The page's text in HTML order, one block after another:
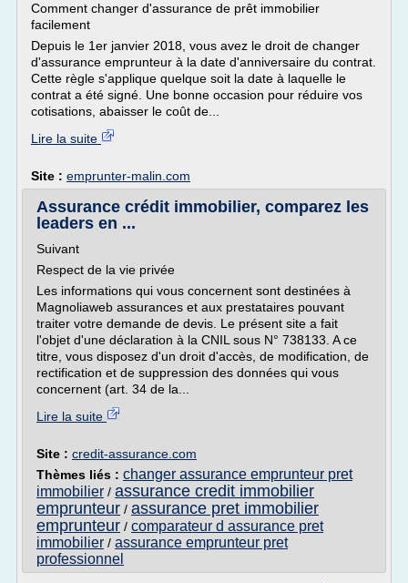
Comment changer d'assurance de prêt immobilier
facilement
Depuis le 1er janvier 2018, vous avez le droit de changer
d'assurance emprunteur à la date d'anniversaire du contrat.
Cette règle s'applique quelque soit la date à laquelle le
contrat a été signé. Une bonne occasion pour réduire vos
cotisations, abaisser le coût de...
Lire la suite
Site : emprunter-malin.com
Assurance crédit immobilier, comparez les
leaders en ...
Suivant
Respect de la vie privée
Les informations qui vous concernent sont destinées à
Magnoliaweb assurances et aux prestataires pouvant
traiter votre demande de devis. Le présent site a fait
l'objet d'une déclaration à la CNIL sous N° 738133. A ce
titre, vous disposez d'un droit d'accès, de modification, de
rectification et de suppression des données qui vous
concernent (art. 34 de la...
Lire la suite
Site : credit-assurance.com
Thèmes liés : changer assurance emprunteur pret
immobilier / assurance credit immobilier
emprunteur / assurance pret immobilier
emprunteur / comparateur d assurance pret
immobilier / assurance emprunteur pret
professionnel